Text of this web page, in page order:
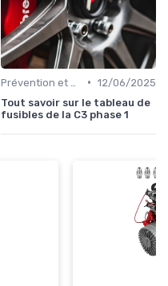
• 12/06/2025
Tout savoir sur le tableau de
fusibles de la C3 phase 1